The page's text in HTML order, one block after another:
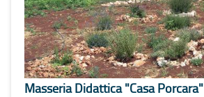
Masseria Didattica "Casa Porcara"